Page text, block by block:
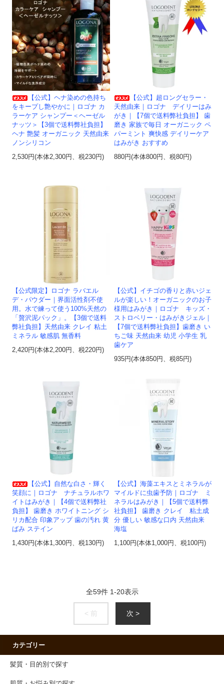
【公式】ヘナ染めの色持ち
をキープし艶やかに｜ロゴナ カ
ラーケア シャンプー＜ヘーゼル
ナッツ＞【3個で送料弊社負担】
ヘナ 艶髪 オーガニック 天然由来
ノンシリコン
2,530円(本体2,300円、税230円)
【公式】超ロングセラー・
天然由来｜ロゴナ デイリーはみ
がき｜【7個で送料弊社負担】 歯
磨き 家族で毎日 オーガニック ペ
パーミント 爽快感 デイリーケア
はみがき おすすめ
880円(本体800円、税80円)
【公式限定】ロゴナ ラバエル
デ・パウダー｜界面活性剤不使
用。水で練って使う100%天然の
「贅沢泥パック」。【3個で送料
弊社負担】天然由来 クレイ 粘土
ミネラル 敏感肌 無香料
2,420円(本体2,200円、税220円)
【公式】イチゴの香りと赤いジェ
ルが楽しい！オーガニックのお子
様用はみがき｜ロゴナ キッズ・
ストロベリー・はみがきジェル｜
【7個で送料弊社負担】歯磨き い
ちご味 天然由来 幼児 小学生 乳
歯ケア
935円(本体850円、税85円)
【公式】自然な白さ・輝く
笑顔に｜ロゴナ ナチュラルホワ
イトはみがき｜【4個で送料弊社
負担】 歯磨き ホワイトニング シ
リカ配合 印象アップ 歯の汚れ 黄
ばみ ステイン
1,430円(本体1,300円、税130円)
【公式】海藻エキスとミネラルが
マイルドに虫歯予防｜ロゴナ ミ
ネラルはみがき｜【5個で送料弊
社負担】 歯磨き クレイ 粘土成
分 優しい 敏感な口内 天然由来
海塩
1,100円(本体1,000円、税100円)
全59件 1-20表示
< 前 次 >
カテゴリー
髪質・目的別で探す